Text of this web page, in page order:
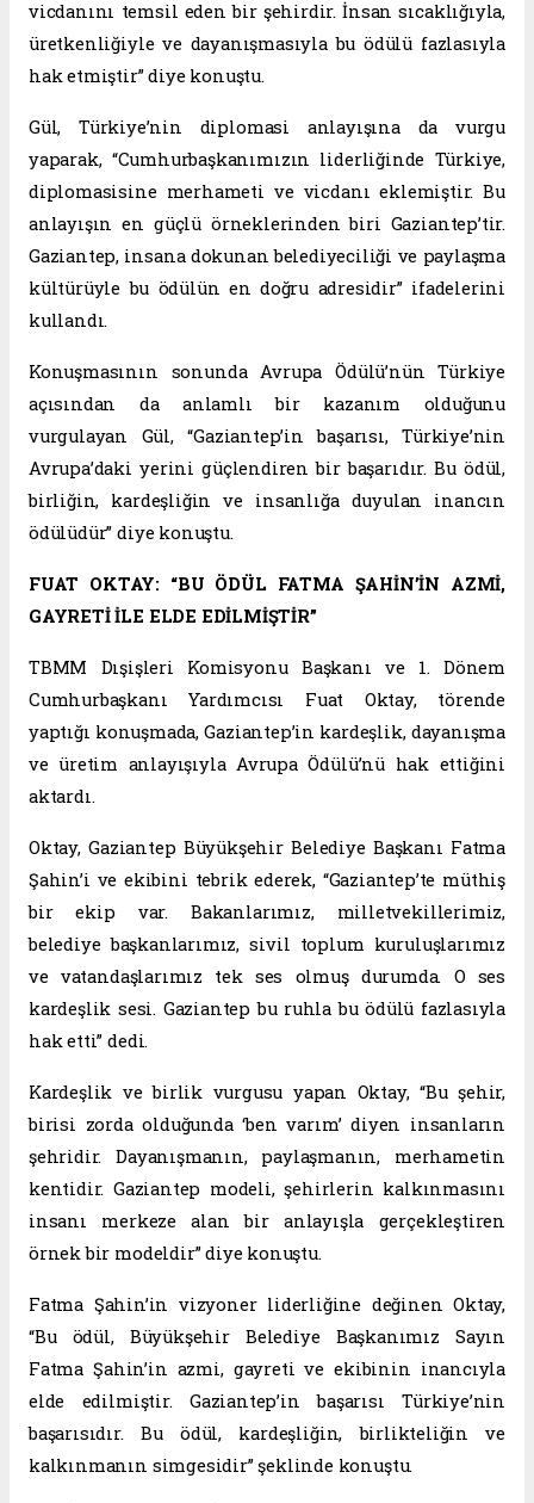
vicdanını temsil eden bir şehirdir. İnsan sıcaklığıyla,
üretkenliğiyle ve dayanışmasıyla bu ödülü fazlasıyla
hak etmiştir” diye konuştu.
Gül, Türkiye’nin diplomasi anlayışına da vurgu
yaparak, “Cumhurbaşkanımızın liderliğinde Türkiye,
diplomasisine merhameti ve vicdanı eklemiştir. Bu
anlayışın en güçlü örneklerinden biri Gaziantep’tir.
Gaziantep, insana dokunan belediyeciliği ve paylaşma
kültürüyle bu ödülün en doğru adresidir” ifadelerini
kullandı.
Konuşmasının sonunda Avrupa Ödülü’nün Türkiye
açısından da anlamlı bir kazanım olduğunu
vurgulayan Gül, “Gaziantep’in başarısı, Türkiye’nin
Avrupa’daki yerini güçlendiren bir başarıdır. Bu ödül,
birliğin, kardeşliğin ve insanlığa duyulan inancın
ödülüdür” diye konuştu.
FUAT OKTAY: “BU ÖDÜL FATMA ŞAHİN’İN AZMİ,
GAYRETİ İLE ELDE EDİLMİŞTİR”
TBMM Dışişleri Komisyonu Başkanı ve 1. Dönem
Cumhurbaşkanı Yardımcısı Fuat Oktay, törende
yaptığı konuşmada, Gaziantep’in kardeşlik, dayanışma
ve üretim anlayışıyla Avrupa Ödülü’nü hak ettiğini
aktardı.
Oktay, Gaziantep Büyükşehir Belediye Başkanı Fatma
Şahin’i ve ekibini tebrik ederek, “Gaziantep’te müthiş
bir ekip var. Bakanlarımız, milletvekillerimiz,
belediye başkanlarımız, sivil toplum kuruluşlarımız
ve vatandaşlarımız tek ses olmuş durumda. O ses
kardeşlik sesi. Gaziantep bu ruhla bu ödülü fazlasıyla
hak etti” dedi.
Kardeşlik ve birlik vurgusu yapan Oktay, “Bu şehir,
birisi zorda olduğunda ‘ben varım’ diyen insanların
şehridir. Dayanışmanın, paylaşmanın, merhametin
kentidir. Gaziantep modeli, şehirlerin kalkınmasını
insanı merkeze alan bir anlayışla gerçekleştiren
örnek bir modeldir” diye konuştu.
Fatma Şahin’in vizyoner liderliğine değinen Oktay,
“Bu ödül, Büyükşehir Belediye Başkanımız Sayın
Fatma Şahin’in azmi, gayreti ve ekibinin inancıyla
elde edilmiştir. Gaziantep’in başarısı Türkiye’nin
başarısıdır. Bu ödül, kardeşliğin, birlikteliğin ve
kalkınmanın simgesidir” şeklinde konuştu.